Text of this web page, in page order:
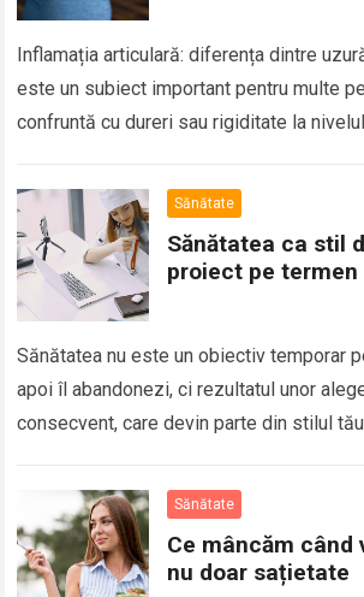
Inflamația articulară: diferența dintre
este un subiect important pentru multe
confruntă cu dureri sau rigiditate la
Sănătate
Sănătatea ca stil
proiect pe
Sănătatea nu este un obiectiv temporar
apoi îl abandonezi, ci rezultatul unor
consecvent, care devin parte din stilul
Sănătate
Ce mâncăm când
nu doar sațietate